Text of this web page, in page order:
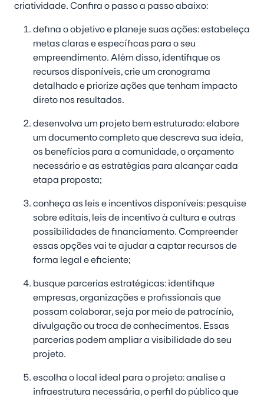
criatividade. Confira o passo a passo abaixo:
defina o objetivo e planeje suas ações:estabeleça
metas claras e específicas para o seu
empreendimento. Além disso, identifique os
recursos disponíveis, crie um cronograma
detalhado e priorize ações que tenham impacto
direto nos resultados.
desenvolva um projeto bem estruturado:elabore
um documento completo que descreva sua ideia,
os benefícios para a comunidade, o orçamento
necessário e as estratégias para alcançar cada
etapa proposta;
conheça as leis e incentivos disponíveis: pesquise
sobre editais, leis de incentivo à cultura e outras
possibilidades de financiamento. Compreender
essas opções vai te ajudar a captar recursos de
forma legal e eficiente;
busque parcerias estratégicas: identifique
empresas, organizações e profissionais que
possam colaborar, seja por meio de patrocínio,
divulgação ou troca de conhecimentos. Essas
parcerias podem ampliar a visibilidade do seu
projeto.
escolha o local ideal para o projeto:analise a
infraestrutura necessária, o perfil do público que